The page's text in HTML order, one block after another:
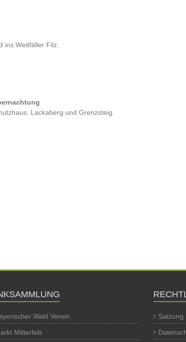
ins Weitfäller Filz.
Lackaberg und Grenzsteig.
Wald Verein
Mitterfels
Satzung